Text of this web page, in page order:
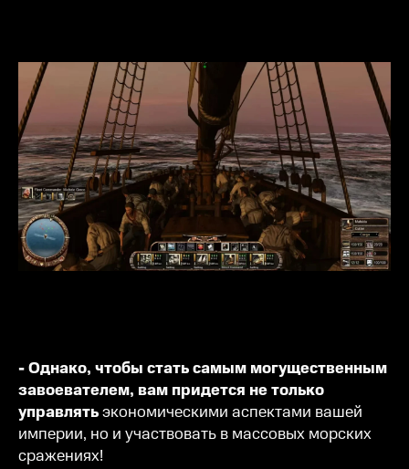
- Однако, чтобы стать самым могущественным
завоевателем, вам придется не только
управлятьэкономическими аспектами вашей
империи, но и участвовать в массовых морских
сражениях!